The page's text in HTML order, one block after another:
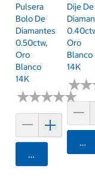
Pulsera
Bolo De
Diamantes
0.50ctw,
Oro
Blanco
14K
★★★★★
★★★★★
Agregar
Dije De
Oro
Blanco
14K
★★
★★